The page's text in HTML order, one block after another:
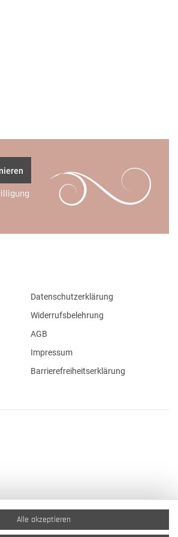
Datenschutzerklärung
Widerrufsbelehrung
AGB
Impressum
Barrierefreiheitserklärung
Alle akzeptieren